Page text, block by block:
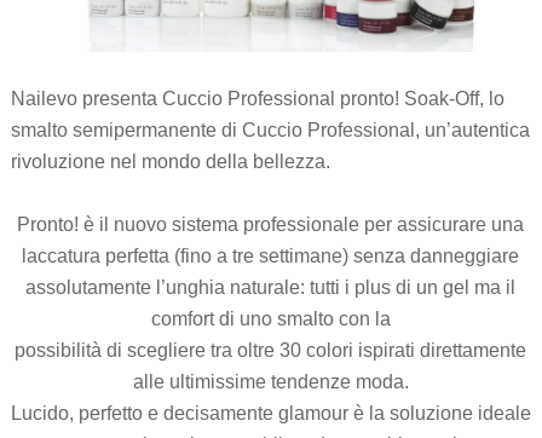
Nailevo presenta Cuccio Professional pronto! Soak-Off, lo
smalto semipermanente di Cuccio Professional, un’autentica
rivoluzione nel mondo della bellezza.
Pronto! è il nuovo sistema professionale per assicurare una
laccatura perfetta (fino a tre settimane) senza danneggiare
assolutamente l’unghia naturale: tutti i plus di un gel ma il
comfort di uno smalto con la
possibilità di scegliere tra oltre 30 colori ispirati direttamente
alle ultimissime tendenze moda.
Lucido, perfetto e decisamente glamour è la soluzione ideale